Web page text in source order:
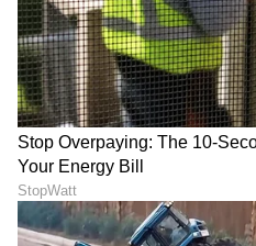
Shravani Subramanya Serial
ಮುಗಿಯುತ್ತಲೇ ಆ ಹುಡುಗಿಯ
ನೆನಪು ಶೇರ್​ ಮಾಡಿದ ಸುಬ್ಬು